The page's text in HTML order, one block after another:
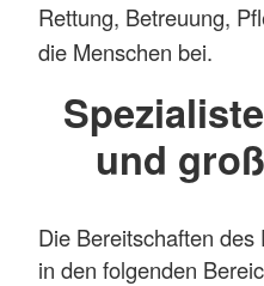
Rettung, Betreuung,
die Menschen bei.
und
Die Bereitschaften
in den folgenden